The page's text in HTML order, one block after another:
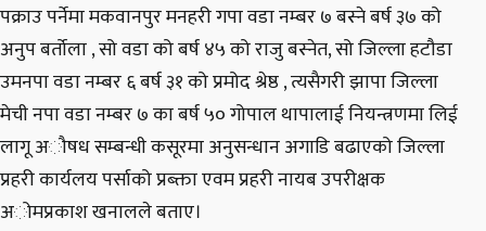
पक्राउ पर्नेमा मकवानपुर मनहरी गपा वडा नम्बर ७ बस्ने बर्ष ३७ को
अनुप बर्तोला , सो वडा को बर्ष ४५ को राजु बस्नेत, सो जिल्ला हटौडा
उमनपा वडा नम्बर ६ बर्ष ३१ को प्रमोद श्रेष्ठ , त्यसैगरी झापा जिल्ला
मेची नपा वडा नम्बर ७ का बर्ष ५० गोपाल थापालाई नियन्त्रणमा लिई
लागू अौषध सम्बन्धी कसूरमा अनुसन्धान अगाडि बढाएको जिल्ला
प्रहरी कार्यलय पर्साको प्रब्क्ता एवम प्रहरी नायब उपरीक्षक
अोमप्रकाश खनालले बताए।